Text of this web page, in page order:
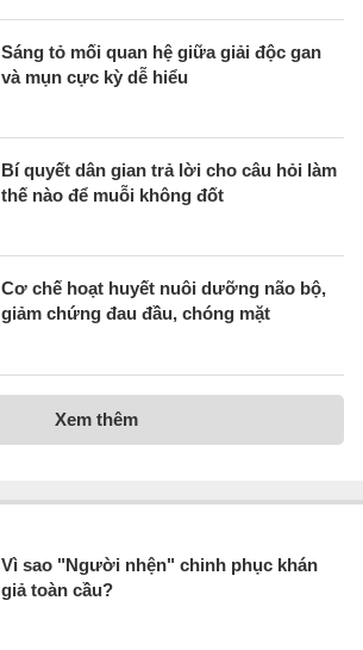
Sáng tỏ mối quan hệ giữa giải độc gan
và mụn cực kỳ dễ hiểu
Bí quyết dân gian trả lời cho câu hỏi làm
thế nào để muỗi không đốt
Cơ chế hoạt huyết nuôi dưỡng não bộ,
giảm chứng đau đầu, chóng mặt
Xem thêm
Vì sao "Người nhện" chinh phục khán
giả toàn cầu?